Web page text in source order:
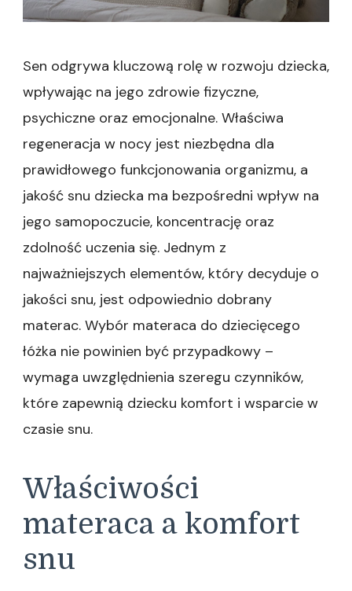
Sen odgrywa kluczową rolę w rozwoju dziecka,
wpływając na jego zdrowie fizyczne,
psychiczne oraz emocjonalne. Właściwa
regeneracja w nocy jest niezbędna dla
prawidłowego funkcjonowania organizmu, a
jakość snu dziecka ma bezpośredni wpływ na
jego samopoczucie, koncentrację oraz
zdolność uczenia się. Jednym z
najważniejszych elementów, który decyduje o
jakości snu, jest odpowiednio dobrany
materac. Wybór materaca do dziecięcego
łóżka nie powinien być przypadkowy –
wymaga uwzględnienia szeregu czynników,
które zapewnią dziecku komfort i wsparcie w
czasie snu.
Właściwości
materaca a komfort
snu